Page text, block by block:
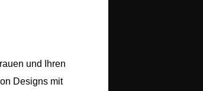
und Ihren
Designs mit